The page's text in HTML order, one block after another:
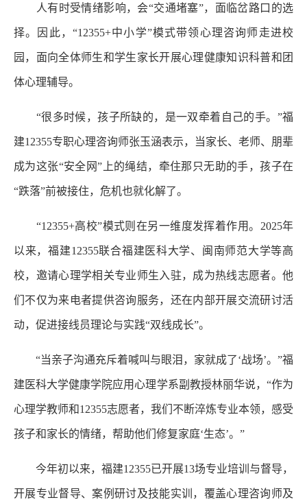
人有时受情绪影响，会“交通堵塞”，面临岔路口的选
择。因此，“12355+中小学”模式带领心理咨询师走进校
园，面向全体师生和学生家长开展心理健康知识科普和团
体心理辅导。
“很多时候，孩子所缺的，是一双牵着自己的手。”福
建12355专职心理咨询师张玉涵表示，当家长、老师、朋辈
成为这张“安全网”上的绳结，牵住那只无助的手，孩子在
“跌落”前被接住，危机也就化解了。
“12355+高校”模式则在另一维度发挥着作用。2025年
以来，福建12355联合福建医科大学、闽南师范大学等高
校，邀请心理学相关专业师生入驻，成为热线志愿者。他
们不仅为来电者提供咨询服务，还在内部开展交流研讨活
动，促进接线员理论与实践“双线成长”。
“当亲子沟通充斥着喊叫与眼泪，家就成了‘战场’。”福
建医科大学健康学院应用心理学系副教授林丽华说，“作为
心理学教师和12355志愿者，我们不断淬炼专业本领，感受
孩子和家长的情绪，帮助他们修复家庭‘生态’。”
今年初以来，福建12355已开展13场专业培训与督导，
开展专业督导、案例研讨及技能实训，覆盖心理咨询师及